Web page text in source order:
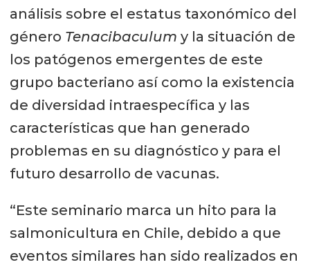
análisis sobre el estatus taxonómico del
género Tenacibaculum y la situación de
los patógenos emergentes de este
grupo bacteriano así como la existencia
de diversidad intraespecífica y las
características que han generado
problemas en su diagnóstico y para el
futuro desarrollo de vacunas.
“Este seminario marca un hito para la
salmonicultura en Chile, debido a que
eventos similares han sido realizados en